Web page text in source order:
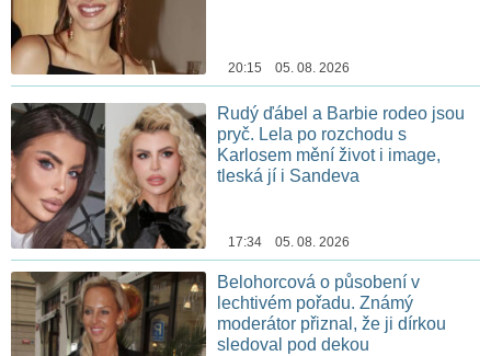
20:15 05. 08. 2026
Rudý ďábel a Barbie rodeo jsou
pryč. Lela po rozchodu s
Karlosem mění život i image,
tleská jí i Sandeva
17:34 05. 08. 2026
Belohorcová o působení v
lechtivém pořadu. Známý
moderátor přiznal, že ji dírkou
sledoval pod dekou